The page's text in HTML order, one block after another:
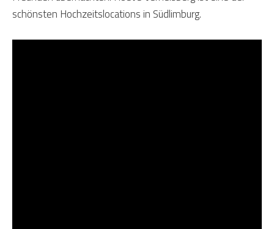
schönsten Hochzeitslocations in Südlimburg.